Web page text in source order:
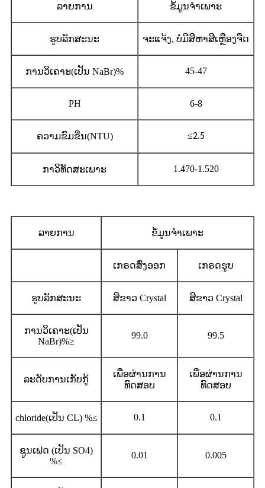
ລາຍການ ຂໍ້ມູນຈໍາເພາະ
ຮູບລັກສະນະ ຈະແຈ້ງ, ບໍ່ມີສີຫາສີເຫຼືອງຈືດ
ການວິເຄາະ(ເປັນ NaBr)% 45-47
PH 6-8
ຄວາມຂົມຂື່ນ(NTU) ≤2.5
ກາວິທັດສະເພາະ 1.470-1.520
ລາຍການ ຂໍ້ມູນຈໍາເພາະ
ເກຣດສົ່ງອອກ ເກຣດຮູບ
ຮູບລັກສະນະ ສີຂາວ Crystal ສີຂາວ Crystal
ການວິເຄາະ(ເປັນ
NaBr)%≥
99.0 99.5
ລະດັບການເກັບກູ້
ເພື່ອຜ່ານການ
ທົດສອບ
ເພື່ອຜ່ານການ
ທົດສອບ
chloride(ເປັນ CL) %≤ 0.1 0.1
ຊູນເຟດ (ເປັນ SO4)
%≤
0.01 0.005